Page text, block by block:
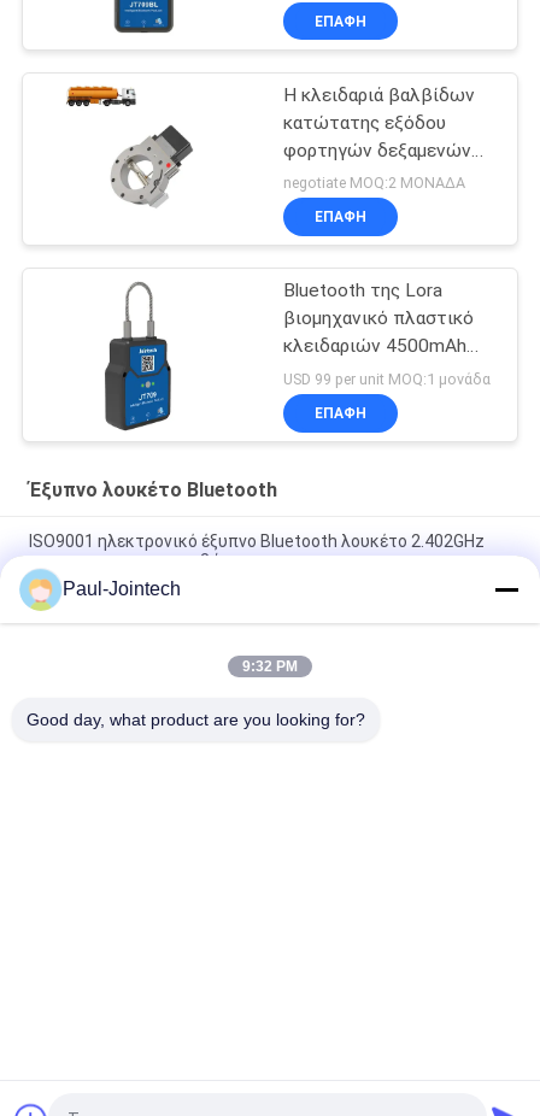
ΕΠΑΦΉ
Η κλειδαριά βαλβίδων
κατώτατης εξόδου
φορτηγών δεξαμενών
πετρελαίου έξυπνη
ξεκλειδώνει με το IEC
την πρώην πιστοποίηση
negotiate MOQ:2 ΜΟΝΑΔΑ
ΕΠΑΦΉ
Bluetooth της Lora
βιομηχανικό πλαστικό
κλειδαριών 4500mAh
βαλβίδων λουκέτων
ΠΣΤ ακολουθώντας
USD 99 per unit MOQ:1 μονάδα
ΕΠΑΦΉ
Έξυπνο λουκέτο Bluetooth
ISO9001 ηλεκτρονικό έξυπνο Bluetooth λουκέτο 2.402GHz
για το εμπορευματοκιβώτιο
Ηλεκτρονικό έξυπνο Bluetooth λουκέτο 3G με την μπαταρία
20000mAh
Το CE ενέκρινε το μίνι αντίκτυπο κλειδαριών ιχνηλατών ΠΣΤ
Paul-Jointech
9:32 PM
Good day, what product are you looking for?